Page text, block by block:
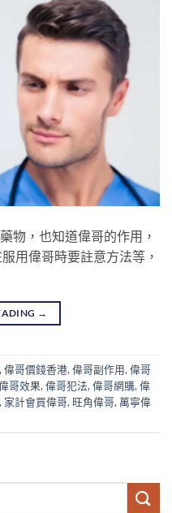
物，也知道偉哥的作用，
用偉哥時要註意方法等，
→
, 偉哥價錢香港, 偉哥副作用, 偉哥
哥效果, 偉哥犯法, 偉哥網購, 偉
, 家計會買偉哥, 旺角偉哥, 萬寧偉